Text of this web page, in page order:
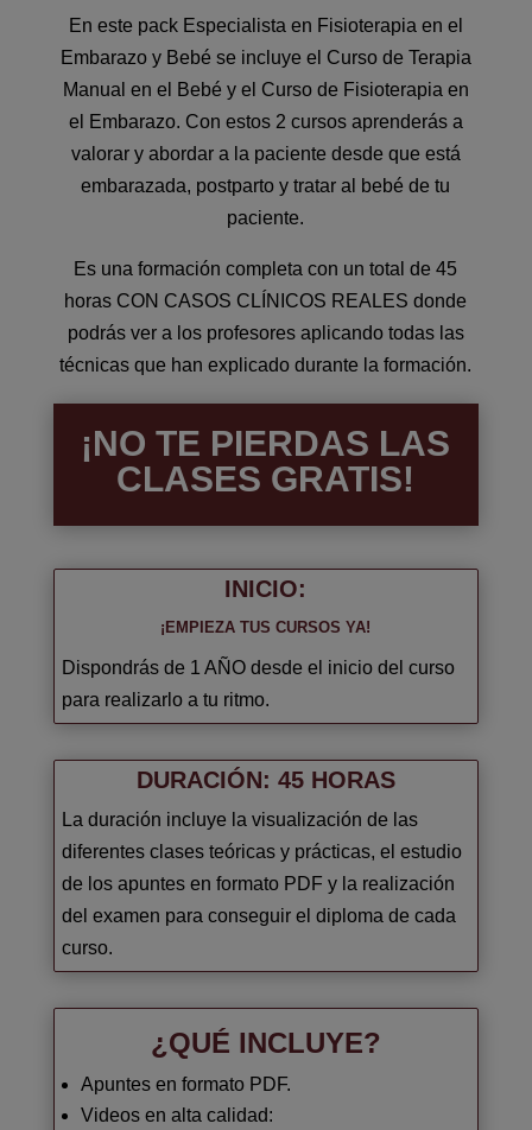
En este pack Especialista en Fisioterapia en el
Embarazo y Bebé se incluye el Curso de Terapia
Manual en el Bebé y el Curso de Fisioterapia en
el Embarazo. Con estos 2 cursos aprenderás a
valorar y abordar a la paciente desde que está
embarazada, postparto y tratar al bebé de tu
paciente.
Es una formación completa con un total de 45
horas CON CASOS CLÍNICOS REALES donde
podrás ver a los profesores aplicando todas las
técnicas que han explicado durante la formación.
¡NO TE PIERDAS LAS
CLASES GRATIS!
INICIO:
¡EMPIEZA TUS CURSOS YA!
Dispondrás de 1 AÑO desde el inicio del curso
para realizarlo a tu ritmo.
DURACIÓN: 45 HORAS
La duración incluye la visualización de las
diferentes clases teóricas y prácticas, el estudio
de los apuntes en formato PDF y la realización
del examen para conseguir el diploma de cada
curso.
¿QUÉ INCLUYE?
Apuntes en formato PDF.
Videos en alta calidad: